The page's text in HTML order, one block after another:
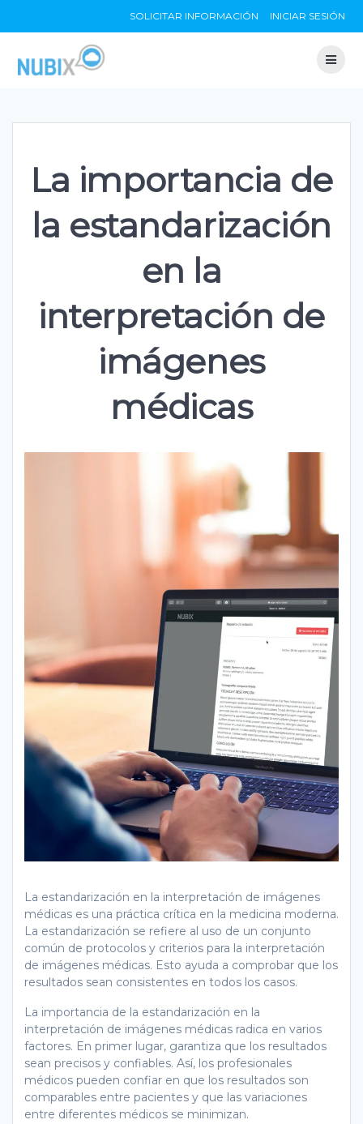
to
SOLICITAR INFORMACIÓN INICIAR SESIÓN
La importancia de
la estandarización
en la
interpretación de
imágenes
médicas
La estandarización en la interpretación de imágenes
médicas es una práctica crítica en la medicina moderna.
La estandarización se refiere al uso de un conjunto
común de protocolos y criterios para la interpretación
de imágenes médicas. Esto ayuda a comprobar que los
resultados sean consistentes en todos los casos.
La importancia de la estandarización en la
interpretación de imágenes médicas radica en varios
factores. En primer lugar, garantiza que los resultados
sean precisos y confiables. Así, los profesionales
médicos pueden confiar en que los resultados son
comparables entre pacientes y que las variaciones
entre diferentes médicos se minimizan.